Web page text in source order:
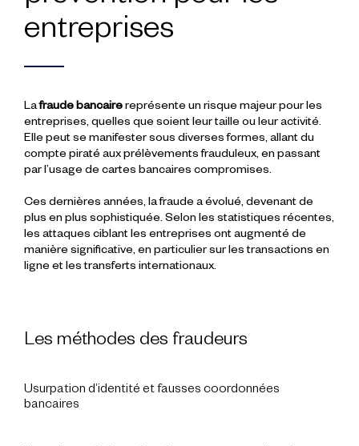
entreprises
Lafraude bancairereprésente un risque majeur pour les
entreprises, quelles que soient leur taille ou leur activité.
Elle peut se manifester sous diverses formes, allant du
compte piraté aux prélèvements frauduleux, en passant
par l’usage de cartes bancaires compromises.
Ces dernières années, la fraude a évolué, devenant de
plus en plus sophistiquée. Selon les statistiques récentes,
les attaques ciblant les entreprises ont augmenté de
manière significative, en particulier sur les transactions en
ligne et les transferts internationaux.
Les méthodes des fraudeurs
Usurpation d’identité et fausses coordonnées
bancaires